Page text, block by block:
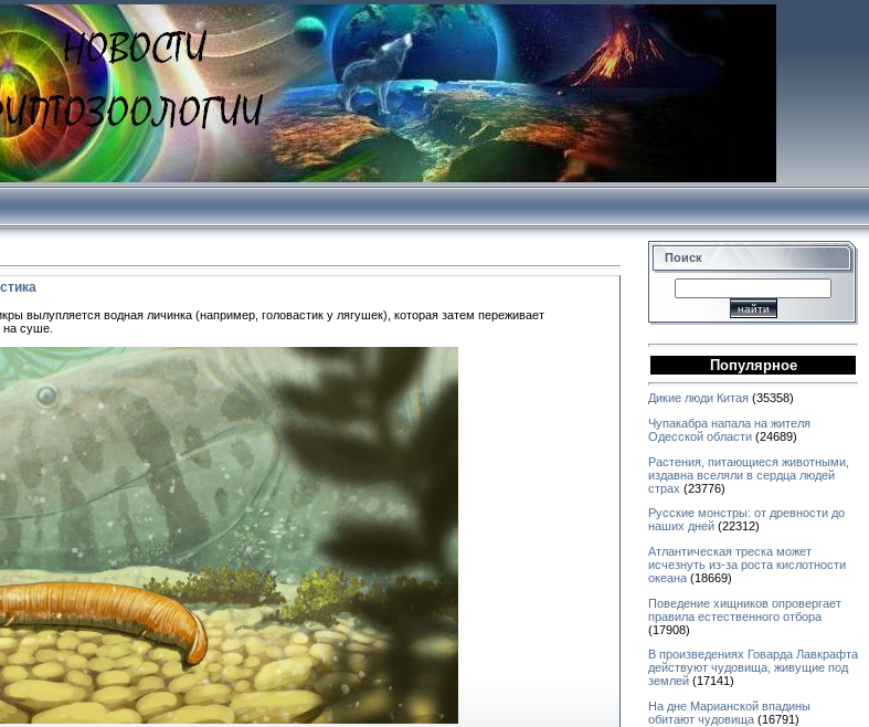
вылупляется водная личинка (например, головастик у лягушек), которая затем переживает
на суше.
Поиск
Популярное
Дикие люди Китая (35358)
Чупакабра напала на жителя
Одесской области (24689)
Растения, питающиеся животными,
издавна вселяли в сердца людей
страх (23776)
Русские монстры: от древности до
наших дней (22312)
Атлантическая треска может
исчезнуть из-за роста кислотности
океана (18669)
Поведение хищников опровергает
правила естественного отбора
(17908)
В произведениях Говарда Лавкрафта
действуют чудовища, живущие под
землей (17141)
На дне Марианской впадины
обитают чудовища (16791)